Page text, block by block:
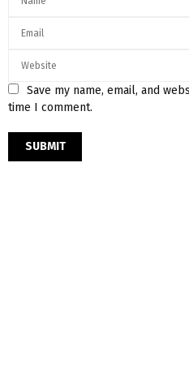
Save my name, email, and
time I comment.